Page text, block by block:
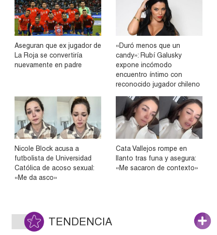
Aseguran que ex jugador de
La Roja se convertiría
nuevamente en padre
«Duró menos que un
candy»: Rubí Galusky
expone incómodo
encuentro íntimo con
reconocido jugador chileno
Nicole Block acusa a
futbolista de Universidad
Católica de acoso sexual:
«Me da asco»
Cata Vallejos rompe en
llanto tras funa y asegura:
«Me sacaron de contexto»
TENDENCIA